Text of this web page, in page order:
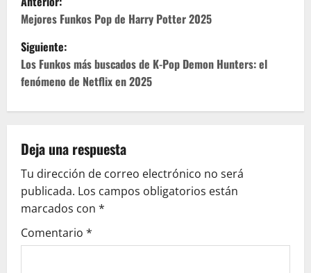
a
v
e
g
a
c
i
ó
Mejores Funkos Pop de Harry Potter 2025
Siguiente:
Los Funkos más buscados de K-Pop Demon Hunters: el
fenómeno de Netflix en 2025
Deja una respuesta
Tu dirección de correo electrónico no será
publicada. Los campos obligatorios están
marcados con *
Comentario *